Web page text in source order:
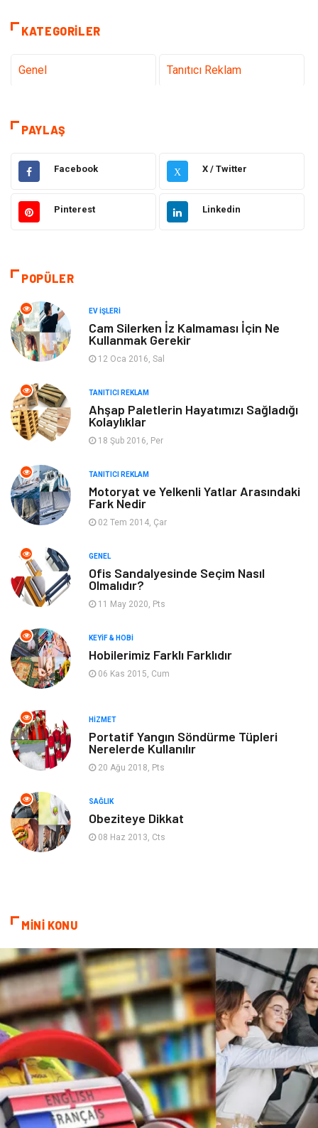
KATEGORILER
Genel Tanıtıcı Reklam
Gündem Hukuk
Moda Sağlıklı Yaşam
Bilgisayar & Yazılım
Makine Dekorasyon
Giyim
Yeme & İçme
Keyif & Hobi
Müzik
Gayrimenkul
Genel Kültür Emlak
Mobilya göz sağlığı
Astroloji
Cam
Bebek Giyim
oğlak burcu kadını
Çadır
PAYLAŞ
Facebook X X / Twitter
Pinterest Linkedin
POPÜLER
EV İŞLERI
Cam Silerken İz Kalmaması İçin Ne
Kullanmak Gerekir
12 Oca 2016, Sal
TANITICI REKLAM
Ahşap Paletlerin Hayatımızı Sağladığı
Kolaylıklar
18 Şub 2016, Per
TANITICI REKLAM
Motoryat ve Yelkenli Yatlar Arasındaki
Fark Nedir
02 Tem 2014, Çar
GENEL
Ofis Sandalyesinde Seçim Nasıl
Olmalıdır?
11 May 2020, Pts
KEYIF & HOBI
Hobilerimiz Farklı Farklıdır
06 Kas 2015, Cum
HIZMET
Portatif Yangın Söndürme Tüpleri
Nerelerde Kullanılır
20 Ağu 2018, Pts
SAĞLIK
Obeziteye Dikkat
08 Haz 2013, Cts
MİNİ KONU